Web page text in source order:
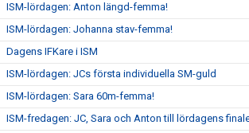
ISM-lördagen: Anton längd-femma!
ISM-lördagen: Johanna stav-femma!
Dagens IFKare i ISM
ISM-lördagen: JCs första individuella SM-guld
ISM-lördagen: Sara 60m-femma!
ISM-fredagen: JC, Sara och Anton till lördagens